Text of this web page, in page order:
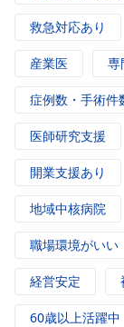
救急対応あり
産業医 専
症例数・手術件
医師研究支援
開業支援あり
地域中核病院
職場環境がいい
経営安定
60歳以上活躍中